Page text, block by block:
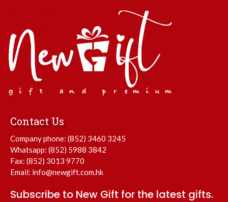
Contact Us
Company phone: (852) 3460 3245
Whatsapp: (852) 5988 3842
Fax: (852) 3013 9770
Email: info@newgift.com.hk
Subscribe to New Gift for the latest gifts.